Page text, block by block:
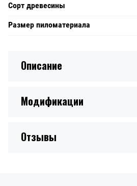
Сорт древесины
Размер пиломатериала
Описание
Модификации
Отзывы